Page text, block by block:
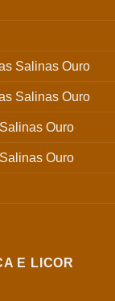
Salinas Ouro
Salinas Ouro
Ouro
Ouro
E LICOR